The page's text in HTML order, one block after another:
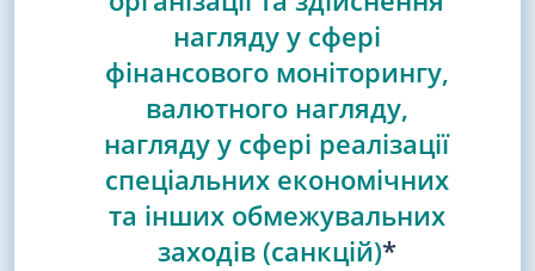
нагляду у сфері
фінансового моніторингу,
валютного нагляду,
нагляду у сфері реалізації
спеціальних економічних
та інших обмежувальних
заходів (санкцій)*